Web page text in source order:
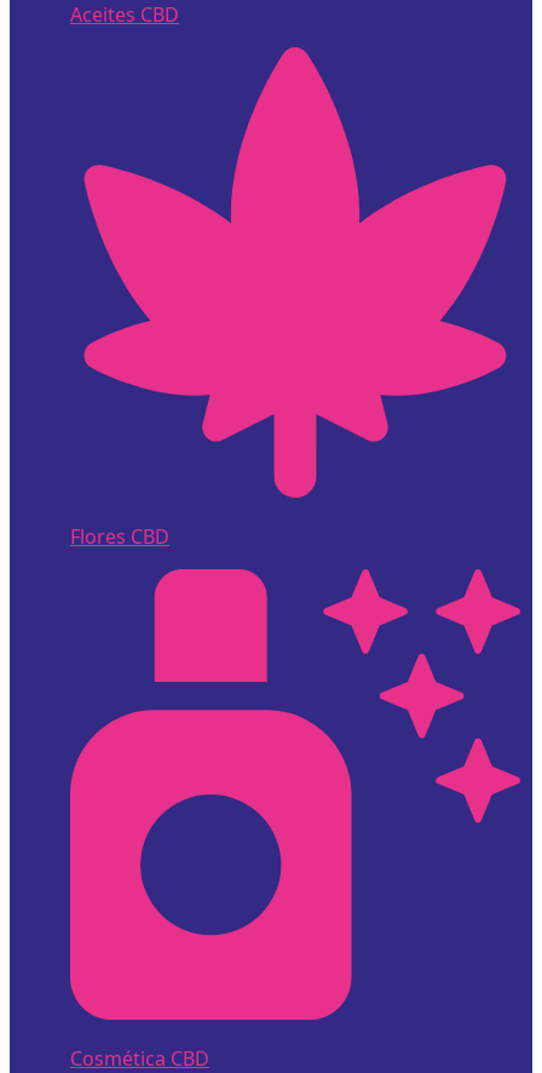
Aceites CBD
Flores CBD
Cosmética CBD